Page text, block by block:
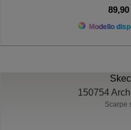
Modello
150754
Scarpe